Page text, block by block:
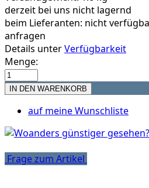
derzeit bei uns nicht lagernd
beim Lieferanten: nicht
anfragen
Details unterVerfügbarkeit
Menge:
auf meine Wunschliste
Frage zum Artikel